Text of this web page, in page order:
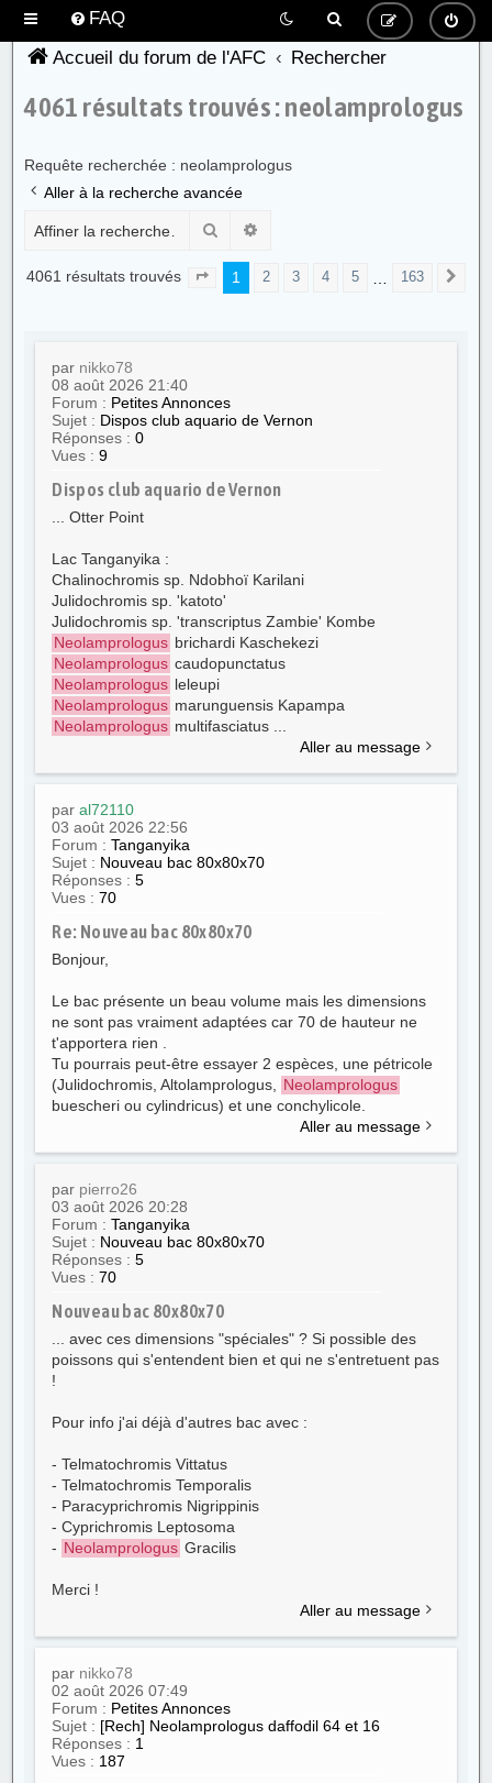
FAQ
Accueil du forum de l'AFC
Rechercher
4061 résultats trouvés :neolamprologus
Requête recherchée : neolamprologus
Aller à la recherche avancée
Rechercher
4061 résultats trouvés Page sur 163
1 2 3 4 5 163
par nikko78
08 août 2026 21:40
Forum : Petites Annonces
Sujet : Dispos club aquario de Vernon
Réponses :0
Vues :9
Dispos club aquario de Vernon
... Otter Point
Lac Tanganyika :
Chalinochromis sp. Ndobhoï Karilani
Julidochromis sp. 'katoto'
Julidochromis sp. 'transcriptus Zambie' Kombe
Neolamprologus brichardi Kaschekezi
Neolamprologus caudopunctatus
Neolamprologus leleupi
Neolamprologus marunguensis Kapampa
Neolamprologus multifasciatus ...
Aller au message
paral72110
03 août 2026 22:56
Forum :Tanganyika
Sujet : Nouveau bac 80x80x70
Réponses :5
Vues :70
Re: Nouveau bac 80x80x70
Bonjour,
Le bac présente un beau volume mais les dimensions
ne sont pas vraiment adaptées car 70 de hauteur ne
t'apportera rien .
Tu pourrais peut-être essayer 2 espèces, une pétricole
(Julidochromis, Altolamprologus,
Neolamprologus
buescheri ou cylindricus) et une conchylicole.
Aller au message
par pierro26
03 août 2026 20:28
Forum :Tanganyika
Sujet : Nouveau bac 80x80x70
Réponses :5
Vues :70
Nouveau bac 80x80x70
... avec ces dimensions "spéciales" ? Si possible des
poissons qui s'entendent bien et qui ne s'entretuent pas
!
Pour info j'ai déjà d'autres bac avec :
- Telmatochromis Vittatus
- Telmatochromis Temporalis
- Paracyprichromis Nigrippinis
- Cyprichromis Leptosoma
- Neolamprologus Gracilis
Merci !
Aller au message
par nikko78
02 août 2026 07:49
Forum : Petites Annonces
Sujet : [Rech] Neolamprologus daffodil 64 et 16
Réponses : 1
Vues : 187